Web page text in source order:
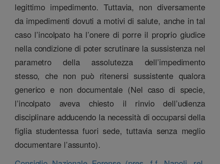
legittimo impedimento. Tuttavia, non diversamente
da impedimenti dovuti a motivi di salute, anche in tal
caso l’incolpato ha l’onere di porre il proprio giudice
nella condizione di poter scrutinare la sussistenza nel
parametro della assolutezza dell’impedimento
stesso, che non può ritenersi sussistente qualora
generico e non documentale (Nel caso di specie,
l’incolpato aveva chiesto il rinvio dell’udienza
disciplinare adducendo la necessità di occuparsi della
figlia studentessa fuori sede, tuttavia senza meglio
documentare l’assunto).